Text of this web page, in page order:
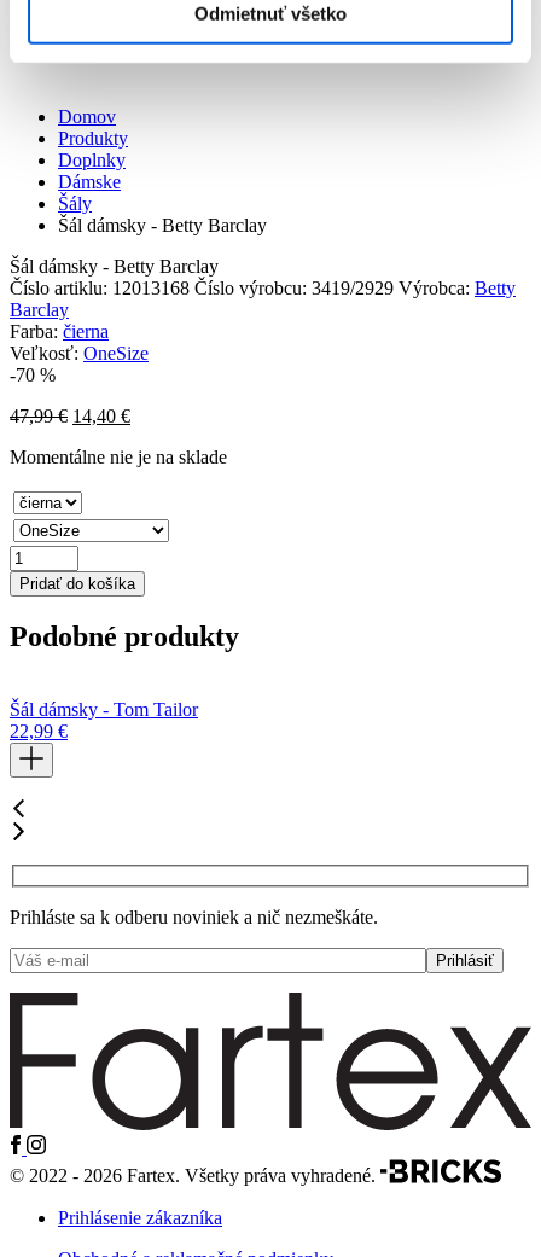
Odmietnuť všetko
Domov
Produkty
Doplnky
Dámske
Šály
Šál dámsky - Betty Barclay
Šál dámsky - Betty Barclay
Číslo artiklu: 12013168 Číslo výrobcu: 3419/2929 Výrobca: Betty
Barclay
Farba: čierna
Veľkosť: OneSize
-70 %
47,99€ 14,40 €
Momentálne nie je na sklade
množstvo
Šál
dámsky
Betty
Pridať do košíka
Podobné produkty
Šál dámsky - Tom Tailor
22,99 €
Prihláste sa k odberu noviniek a nič nezmeškáte.
© 2022 - 2026 Fartex. Všetky práva vyhradené.
Prihlásenie zákazníka